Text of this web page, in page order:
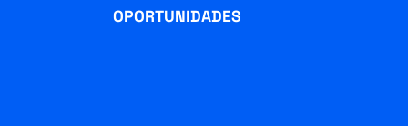
OPORTUNIDADES